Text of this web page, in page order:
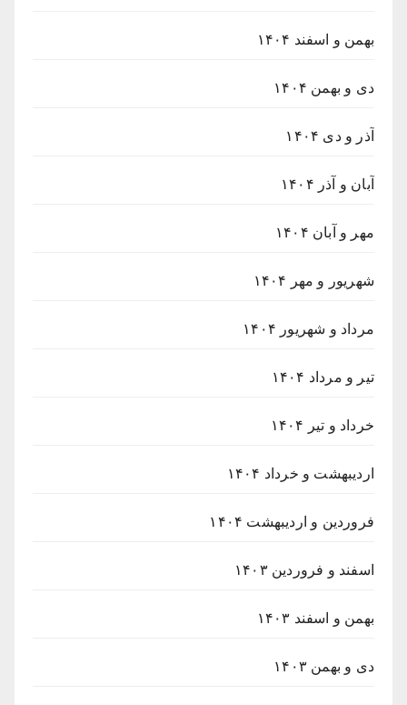
بهمن و اسفند ۱۴۰۴
دی و بهمن ۱۴۰۴
آذر و دی ۱۴۰۴
آبان و آذر ۱۴۰۴
مهر و آبان ۱۴۰۴
شهریور و مهر ۱۴۰۴
مرداد و شهریور ۱۴۰۴
تیر و مرداد ۱۴۰۴
خرداد و تیر ۱۴۰۴
اردیبهشت و خرداد ۱۴۰۴
فروردین و اردیبهشت ۱۴۰۴
اسفند و فروردین ۱۴۰۳
بهمن و اسفند ۱۴۰۳
دی و بهمن ۱۴۰۳